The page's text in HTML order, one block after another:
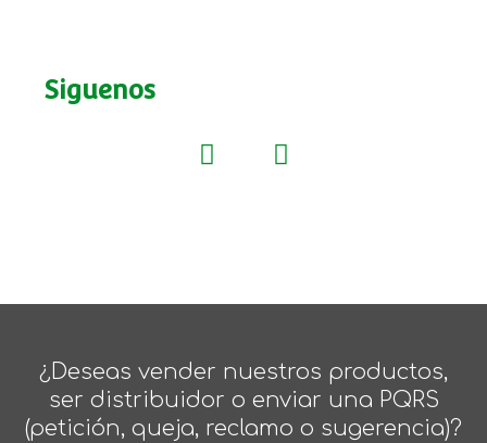
Siguenos
¿Deseas vender nuestros productos,
ser distribuidor o enviar una PQRS
(petición, queja, reclamo o sugerencia)?